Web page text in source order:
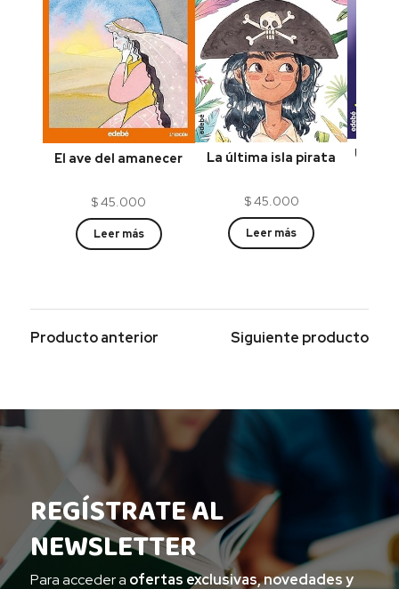
El ave del amanecer
$45.000
Leer más
La última isla pirata
$45.000
Leer más
Una
Producto anterior Siguiente producto
REGÍSTRATE AL
NEWSLETTER
Para acceder a ofertas exclusivas, novedades y